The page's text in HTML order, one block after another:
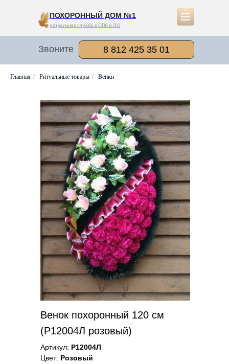
ПОХОРОННЫЙ ДОМ №1
ритуальная служба в СПб и ЛО
8 812 425 35 01
Звоните
Главная / Ритуальные товары / Венки
Венок похоронный 120 см
(Р12004Л розовый)
Артикул: Р12004Л
Цвет: Розовый